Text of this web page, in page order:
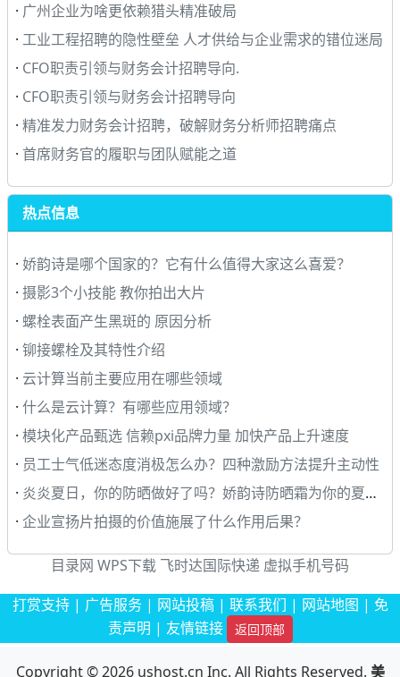
· 广州企业为啥更依赖猎头精准破局
· 工业工程招聘的隐性壁垒 人才供给与企业需求的错位迷局
· CFO职责引领与财务会计招聘导向.
· CFO职责引领与财务会计招聘导向
· 精准发力财务会计招聘，破解财务分析师招聘痛点
· 首席财务官的履职与团队赋能之道
热点信息
· 娇韵诗是哪个国家的？它有什么值得大家这么喜爱？
· 摄影3个小技能 教你拍出大片
· 螺栓表面产生黑斑的 原因分析
· 铆接螺栓及其特性介绍
· 云计算当前主要应用在哪些领域
· 什么是云计算？有哪些应用领域？
· 模块化产品甄选 信赖pxi品牌力量 加快产品上升速度
· 员工士气低迷态度消极怎么办？四种激励方法提升主动性
· 炎炎夏日，你的防晒做好了吗？娇韵诗防晒霜为你的夏日保驾护航
· 企业宣扬片拍摄的价值施展了什么作用后果？
目录网 WPS下载 飞时达国际快递 虚拟手机号码
打赏支持| 广告服务| 网站投稿| 联系我们 | 网站地图 | 免
责声明 | 友情链接 返回顶部
Copyright © 2026 ushost.cn Inc. All Rights Reserved. 美